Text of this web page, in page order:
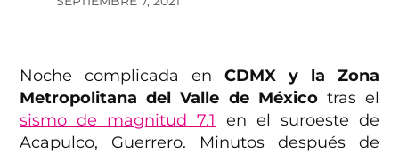
Noche complicada en CDMX y la Zona
Metropolitana del Valle de Méxicotras el
sismo de magnitud 7.1
en el suroeste de
Acapulco, Guerrero. Minutos después de